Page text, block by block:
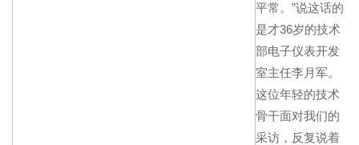
平常。”说这话的
是才36岁的技术
部电子仪表开发
室主任李月军。
这位年轻的技术
骨干面对我们的
采访，反复说着